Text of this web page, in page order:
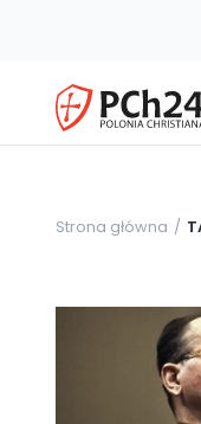
Strona główna